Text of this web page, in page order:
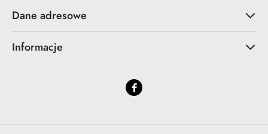
Dane adresowe
Informacje